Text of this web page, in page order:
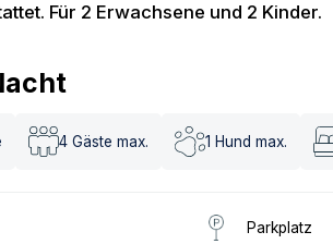
Für 2 Erwachsene und 2 Kinder.
4 Gäste max. 1 Hund max.
Parkplatz